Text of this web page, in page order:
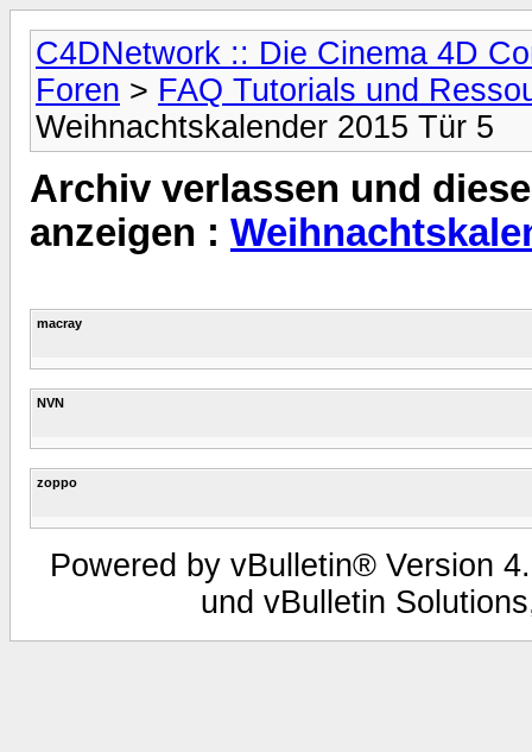
C4DNetwork :: Die Cinema 4D
Foren > FAQ Tutorials und
Weihnachtskalender 2015 Tür 5
Archiv verlassen und
anzeigen :
macray
NVN
zoppo
Powered by vBulletin® Version
und vBulletin